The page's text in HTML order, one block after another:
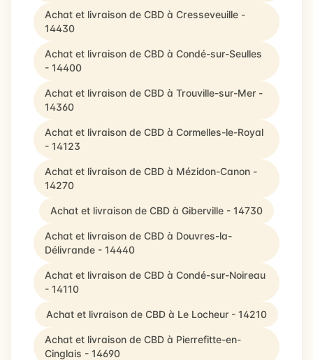
Achat et livraison de CBD à Cresseveuille -
14430
Achat et livraison de CBD à Condé-sur-Seulles
- 14400
Achat et livraison de CBD à Trouville-sur-Mer -
14360
Achat et livraison de CBD à Cormelles-le-Royal
- 14123
Achat et livraison de CBD à Mézidon-Canon -
14270
Achat et livraison de CBD à Giberville - 14730
Achat et livraison de CBD à Douvres-la-
Délivrande - 14440
Achat et livraison de CBD à Condé-sur-Noireau
- 14110
Achat et livraison de CBD à Le Locheur - 14210
Achat et livraison de CBD à Pierrefitte-en-
Cinglais - 14690